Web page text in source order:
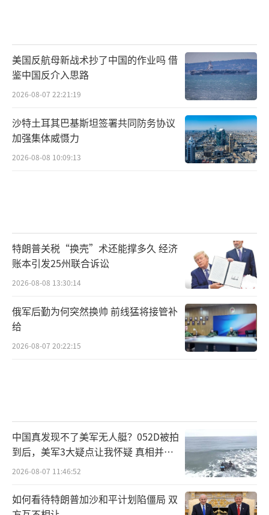
美国反航母新战术抄了中国的作业吗 借
鉴中国反介入思路
2026-08-07 22:21:19
沙特土耳其巴基斯坦签署共同防务协议
加强集体威慑力
2026-08-08 10:09:13
特朗普关税“换壳”术还能撑多久 经济
账本引发25州联合诉讼
2026-08-08 13:30:14
俄军后勤为何突然换帅 前线猛将接管补
给
2026-08-07 20:22:15
中国真发现不了美军无人艇？052D被拍
到后，美军3大疑点让我怀疑 真相并非
如此
2026-08-07 11:46:52
如何看待特朗普加沙和平计划陷僵局 双